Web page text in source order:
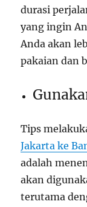
durasi
yang ingin
Anda akan
pakaian dan
Tips
Jakarta ke
adalah
akan
terutama